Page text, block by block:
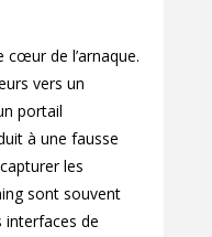
cœur de l’arnaque.
vers un
portail
à une fausse
les
sont souvent
interfaces de